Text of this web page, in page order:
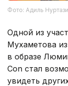
Фото: Адиль
Одной из
Мухаметова
в образе
Con стал
увидеть